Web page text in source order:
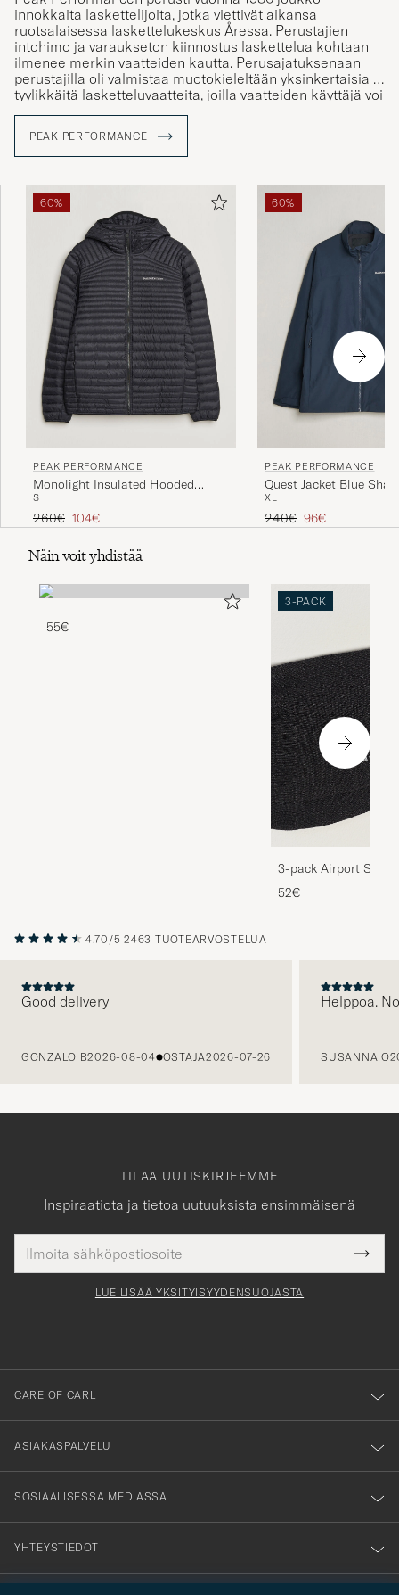
innokkaita laskettelijoita, jotka viettivät aikansa
ruotsalaisessa laskettelukeskus Åressa. Perustajien
intohimo ja varaukseton kiinnostus laskettelua kohtaan
ilmenee merkin vaatteiden kautta. Perusajatuksenaan
perustajilla oli valmistaa muotokieleltään yksinkertaisia ja
tyylikkäitä lasketteluvaatteita, joilla vaatteiden käyttäjä voi
korostaa persoonallisuuttaan. Vaikka merkki aloittikin
Performance tänä päivänä kansainvälinen lifestyle-brändi,
mikä tarjoaa laajan valikoiman toiminnallisia mutta
PEAK PERFORMANCE
60%
PEAK PERFORMANCE
Monolight Insulated Hooded
Jacket Black
S
Tavallinen hinta
260€ Alennettu hinta
104€
60%
PEAK PERFORMANCE
Quest Jacket Blue
XL
Tavallinen hinta
240€ Alennettu hinta
96€
Näin voit yhdistää
55€
3-PACK
3-pack Airport
Melange
52€
4.70/5 2463 TUOTEARVOSTELUA
Good delivery
GONZALO B2026-08-04 OSTAJA2026-07-26
Helppoa.
SUSANNA O
TILAA UUTISKIRJEEMME
Inspiraatiota ja tietoa uutuuksista ensimmäisenä
tieto
Tack
för
dig
till
vårt
nyhetsbrev!
LUE LISÄÄ YKSITYISYYDENSUOJASTA
CARE OF CARL
ASIAKASPALVELU
SOSIAALISESSA MEDIASSA
YHTEYSTIEDOT